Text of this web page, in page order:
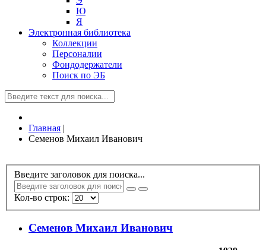
Ю
Я
Электронная библиотека
Коллекции
Персоналии
Фондодержатели
Поиск по ЭБ
Главная |
Семенов Михаил Иванович
Введите заголовок для поиска...
Кол-во строк:
Семенов Михаил Иванович